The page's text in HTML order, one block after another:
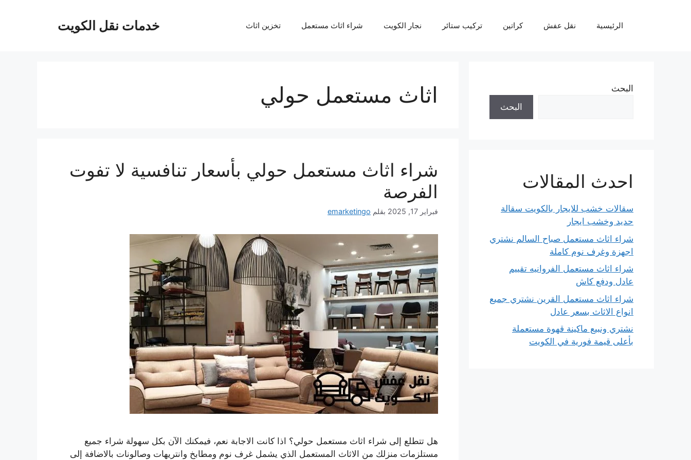
خدمات نقل الكويت الرئيسية نقل عفش كراتين تركيب ستائر نجار الكويت شراء اثاث مستعمل تخزين اثاث
اثاث مستعمل حولي
شراء اثاث مستعمل حولي بأسعار تنافسية لا تفوت
الفرصة
فبراير 17, 2025 بقلم emarketingo
هل تتطلع إلى شراء اثاث مستعمل حولي؟ اذا كانت الاجابة نعم، فيمكنك الآن بكل سهولة شراء جميع
مستلزمات منزلك من الاثاث المستعمل الذي يشمل غرف نوم ومطابخ وانتريهات وصالونات بالاضافة إلى
البحث
البحث
احدث المقالات
سقالات خشب للايجار بالكويت سقالة
حديد وخشب ايجار
شراء اثاث مستعمل صباح السالم نشتري
اجهزة وغرف نوم كاملة
شراء اثاث مستعمل الفروانيه تقييم
عادل ودفع كاش
شراء اثاث مستعمل القرين نشتري جميع
انواع الاثاث بسعر عادل
نشتري ونبيع ماكينة قهوة مستعملة
بأعلى قيمة فورية في الكويت